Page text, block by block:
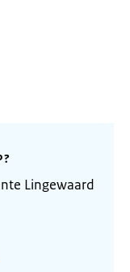
Lingewaard